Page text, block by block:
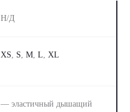
Н/Д
XS, S, M, L, XL
— эластичный дышащий